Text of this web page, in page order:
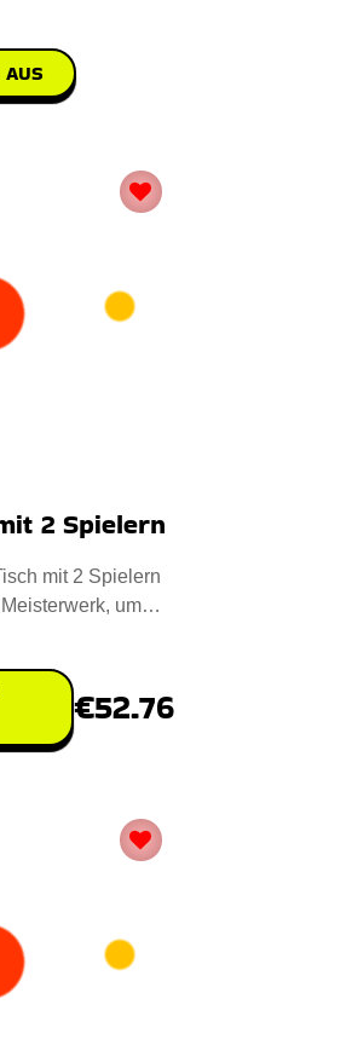
AUS
2 Spielern
mit 2 Spielern
um
€52.76